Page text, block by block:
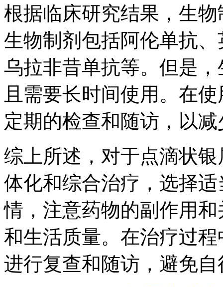
根据临床研究结果，生
生物制剂包括阿伦单抗
乌拉非昔单抗等。但是
且需要长时间使用。在
定期的检查和随访，以
综上所述，对于点滴状
体化和综合治疗，选择
情，注意药物的副作用
和生活质量。在治疗过
进行复查和随访，避免